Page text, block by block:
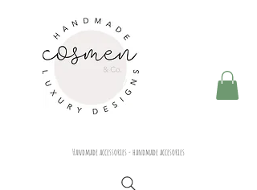
Handmade accessories - handmade accesories